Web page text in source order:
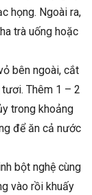
họng. Ngoài ra,
trà uống hoặc
bên ngoài, cắt
Thêm 1 – 2
trong khoảng
để ăn cả nước
bột nghệ cùng
vào rồi khuấy